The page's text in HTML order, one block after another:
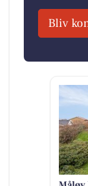
Bliv